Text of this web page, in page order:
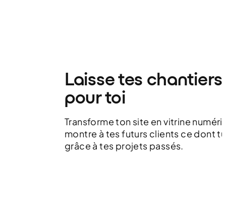
Laisse tes
pour toi
Transforme ton site en vitrine
montre à tes futurs clients ce dont
grâce à tes projets passés.